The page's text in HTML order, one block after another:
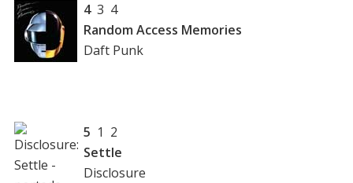
43 4
Random Access Memories
Daft Punk
5 1 2
Settle
Disclosure